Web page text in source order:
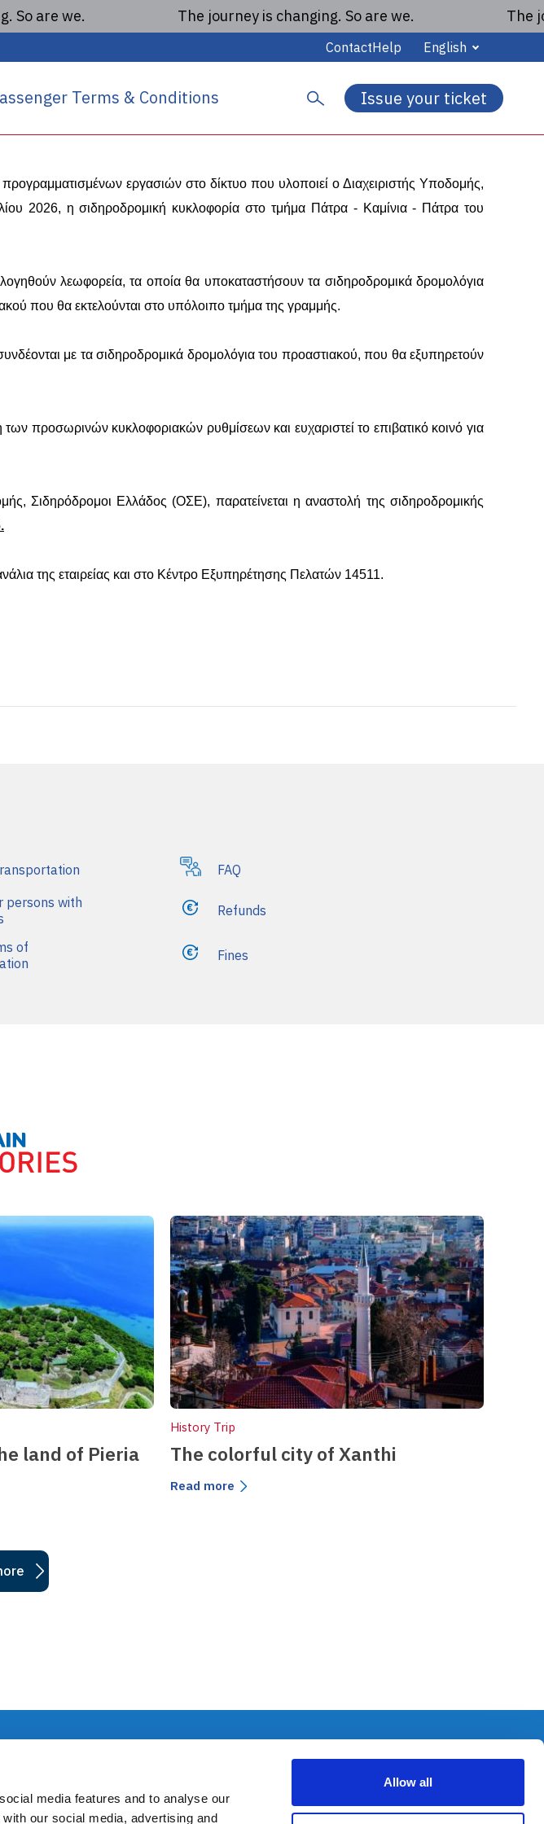
media features and to analyse our
our social media, advertising and
Allow all
are we. The journey is changing. So are we. The
ContactHelp English
Terms & Conditions
c
h
Issue your ticket
τροποποιήσεις
λόγω εργασιών υποδομής
εργασιών στο δίκτυο που υλοποιεί ο Διαχειριστής Υποδομής,
2026, η σιδηροδρομική κυκλοφορία στο τμήμα Πάτρα - Καμίνια - Πάτρα του
λεωφορεία, τα οποία θα υποκαταστήσουν τα σιδηροδρομικά δρομολόγια
που θα εκτελούνται στο υπόλοιπο τμήμα της γραμμής.
με τα σιδηροδρομικά δρομολόγια του προαστιακού, που θα εξυπηρετούν
προσωρινών κυκλοφοριακών ρυθμίσεων και ευχαριστεί το επιβατικό κοινό για
Σιδηρόδρομοι Ελλάδος (ΟΣΕ), παρατείνεται η αναστολή της σιδηροδρομικής
της εταιρείας και στο Κέντρο Εξυπηρέτησης Πελατών 14511.
FAQ
persons with
Refunds
of
Fines
land of Pieria
History Trip
The colorful city of Xanthi
Read more
Policies
Privacy Policy